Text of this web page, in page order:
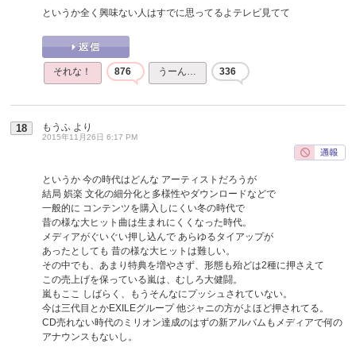
というか全く興味ない人はすでに思ってるよテレビ見てて
それな！ 876 うーん… 336
18 もうふ より
2015年11月26日 6:17 PM
というか 今の時代はどんな アーティストだろうが
結局 娯楽 文化の細分化と多様性やダウンロードなどで
一般的に コンテンツを購入しにくい冬の時代で
昔の様な大ヒット曲は生まれにくくなった時代。
メディアがぐいぐい押し込んで あらゆるタイアップが
あったとしても 昔の様な大ヒットは難しい。
その中でも、あまり特典を増やさず、形態も殆どは2種に押さえて
この売上げを保っている嵐は、むしろ大健闘。
嵐もここ しばらく、もうそんなにプッシュされていない。
今は三代目とかEXILEグループ 他ジャニの方がよほど押されてる。
CD売れない時代のミリオン達成のはずの新アルバムもメディアで何の
アナウンスもないし。